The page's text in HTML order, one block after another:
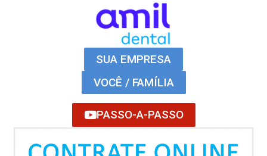
SUA EMPRESA
VOCÊ / FAMÍLIA
PASSO-A-PASSO